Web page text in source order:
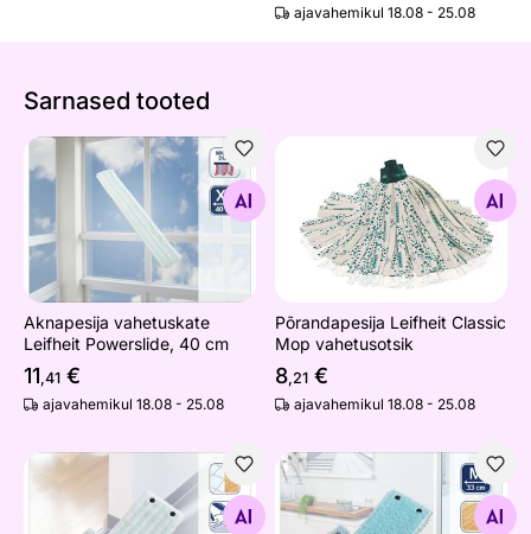
ajavahemikul 18.08 - 25.08
Sarnased tooted
Aknapesija vahetuskate Leifheit Powerslide, 40 cm
Otsi sarnaseid
Aknapesija vahetuskate
Leifheit Powerslide, 40 cm
11,41 €
ajavahemikul 18.08 - 25.08
Põrandapesija Leifheit
Otsi sarnaseid
Põrandapesija Leifheit Classic
Mop vahetusotsik
8,21 €
ajavahemikul 18.08 - 25.08
Põrandapesija vahetuskate Leifheit Twist XL MicroDuo
Otsi sarnaseid
Põrandapesija vahetuskate
Otsi sarnaseid